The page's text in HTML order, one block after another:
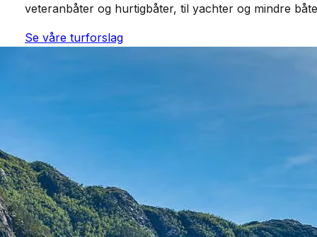
veteranbåter og hurtigbåter, til yachter og mindre
Se våre turforslag